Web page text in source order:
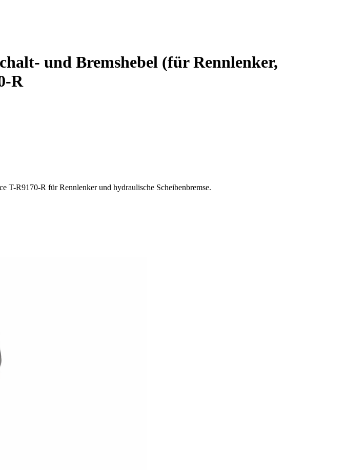
und Bremshebel (für Rennlenker,
R
T-R9170-R für Rennlenker und hydraulische Scheibenbremse.